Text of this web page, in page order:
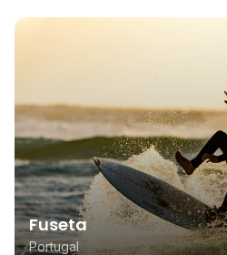
Fuseta
Portugal